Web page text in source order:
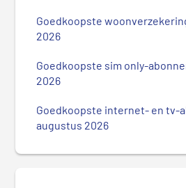
e
Goedkoopste
2026
Goedkoopste sim only-
2026
Goedkoopste internet- en tv-
augustus 2026